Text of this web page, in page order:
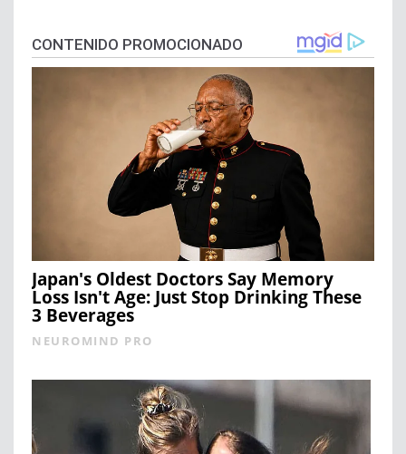
CONTENIDO PROMOCIONADO
Japan's Oldest Doctors Say Memory
Loss Isn't Age: Just Stop Drinking These
3 Beverages
NEUROMIND PRO